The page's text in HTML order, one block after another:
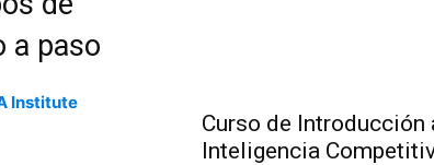
a paso
Institute
Curso de Introducción
Inteligencia